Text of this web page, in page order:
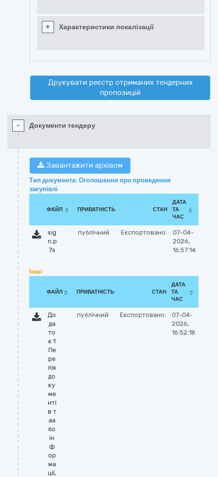
+ Характеристики локалізації
Друкувати реєстр отриманих тендерних
пропозицій
- Документи тендеру
Завантажити архівом
Тип документа: Оголошення про проведення
закупівлі
ФАЙЛ ПРИВАТНІСТЬ СТАН
ДАТА
ТА
ЧАС
sig
n.p
7s
публічний Експортовано:
07-04-
2026,
16:57:14
Інші
ФАЙЛ ПРИВАТНІСТЬ СТАН
ДАТА
ТА
ЧАС
До
да
то
к 1
Пе
ре
лік
до
ку
ме
нті
в т
аа
бо
ін
ф
ор
ма
ції,
публічний Експортовано:
07-04-
2026,
16:52:18